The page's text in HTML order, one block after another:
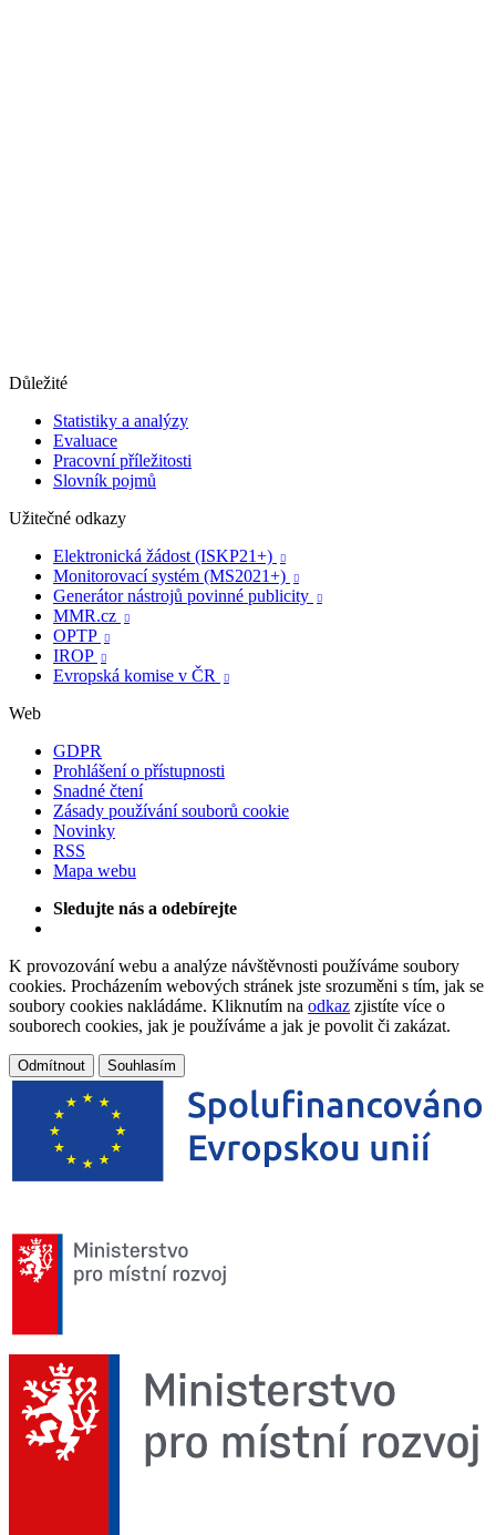
Důležité
Statistiky a analýzy
Evaluace
Pracovní příležitosti
Slovník pojmů
Užitečné odkazy
Elektronická žádost (ISKP21+)

Monitorovací systém (MS2021+) 
Generátor nástrojů povinné publicity 
MMR.cz 
OPTP 
IROP 
Evropská komise v ČR 
Web
GDPR
Prohlášení o přístupnosti
Snadné čtení
Zásady používání souborů cookie
Novinky
RSS
Mapa webu
Sledujte nás a odebírejte
K provozování webu a analýze návštěvnosti používáme soubory
cookies. Procházením webových stránek jste srozuměni s tím, jak se
soubory cookies nakládáme. Kliknutím na odkaz zjistíte více o
souborech cookies, jak je používáme a jak je povolit či zakázat.
Odmítnout Souhlasím